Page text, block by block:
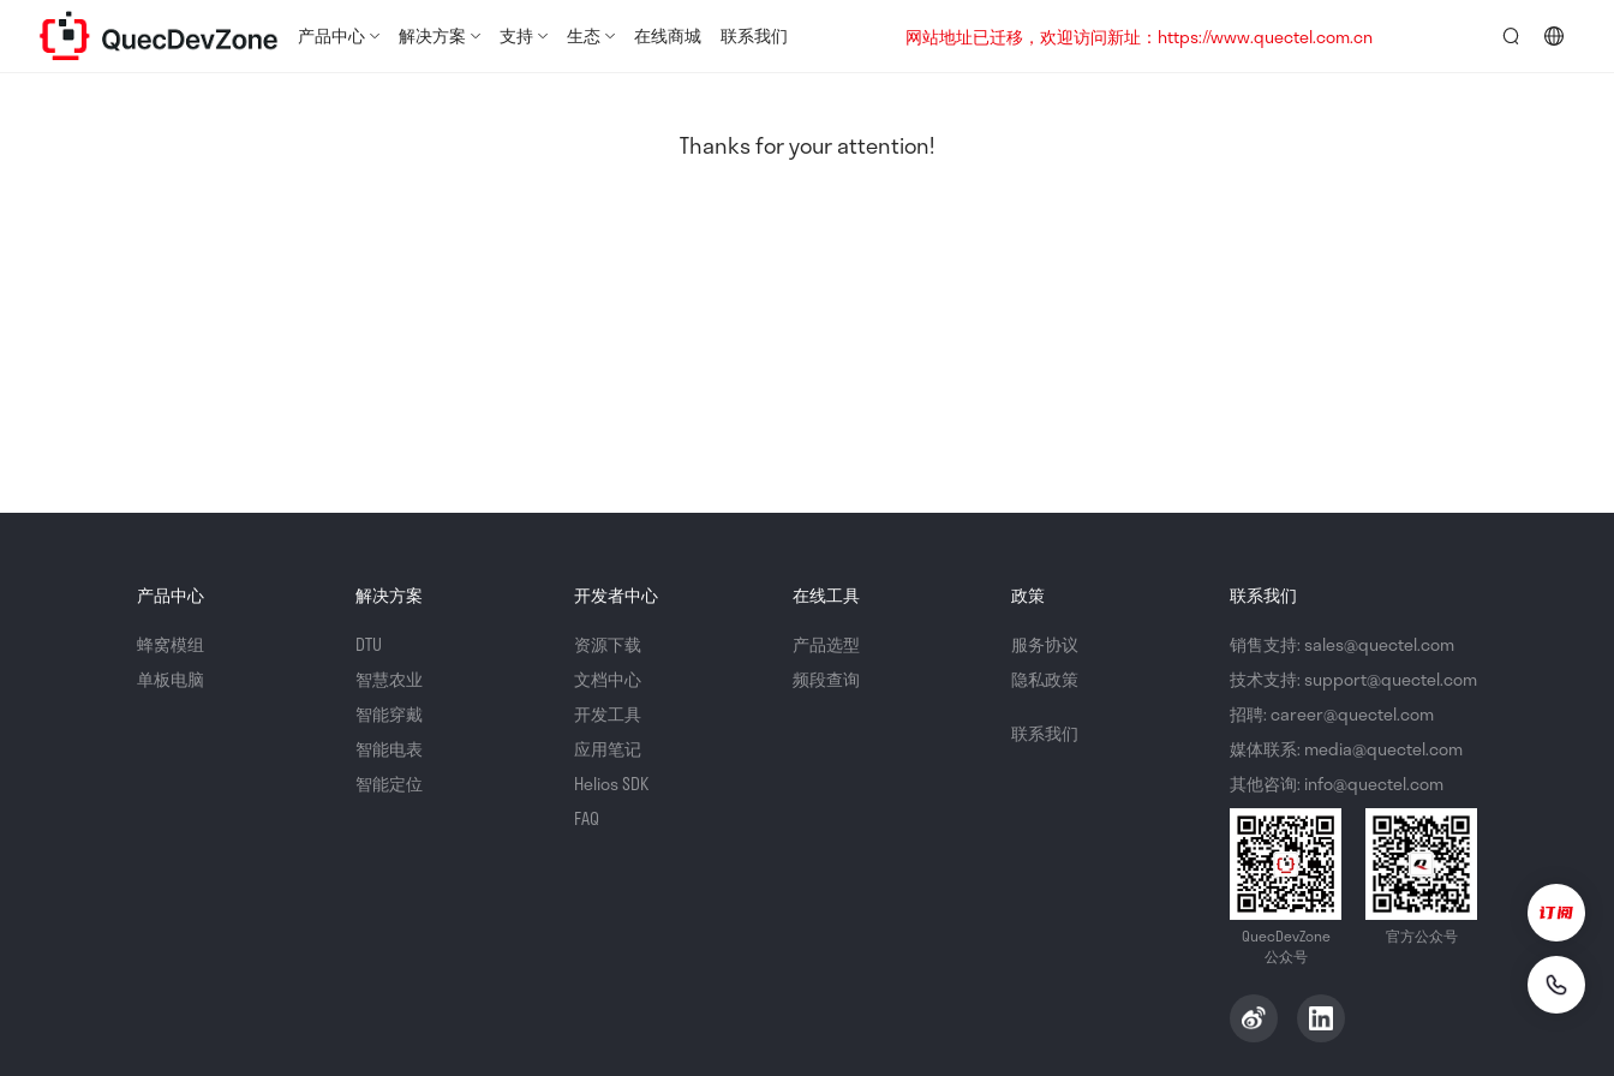
产品中心 解决方案 支持 生态 在线商城 联系我们
网站地址已迁移，欢迎访问新址：https://www.quectel.com.cn
Thanks for your attention!
产品中心
蜂窝模组
单板电脑
解决方案
DTU
智慧农业
智能穿戴
智能电表
智能定位
开发者中心
资源下载
文档中心
开发工具
应用笔记
Helios SDK
FAQ
在线工具
产品选型
频段查询
政策
服务协议
隐私政策
联系我们
联系我们
销售支持: sales@quectel.com
技术支持: support@quectel.com
招聘: career@quectel.com
媒体联系: media@quectel.com
其他咨询: info@quectel.com
QuecDevZone
公众号
官方公众号